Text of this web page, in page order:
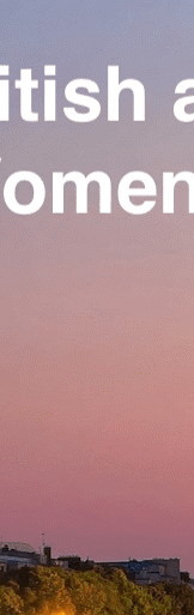
Exporter
Ajoutez un logo, un
Our
Activities
Join us
?>